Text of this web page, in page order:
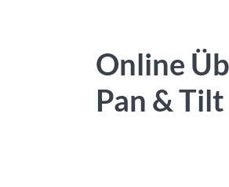
Online
Pan &